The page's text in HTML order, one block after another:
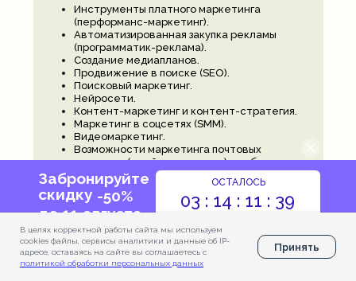
11 августа
до
-50%
Забронируйте
скидку
Забронировать
03 : 14 : 11 : 38
ОСТАЛОСЬ
Инструменты платного маркетинга
(перформанс-маркетинг).
Автоматизированная закупка рекламы
(программатик-реклама).
Создание медиапланов.
Продвижение в поиске (SEO).
Поисковый маркетинг.
Нейросети.
Контент-маркетинг и контент-стратегия.
Маркетинг в соцсетях (SMM).
Видеомаркетинг.
Возможности маркетинга почтовых
рассылок (имейл-маркетинг) для бизнеса.
Боты.
Партнерский маркетинг (CPA).
Модуль 10 2 недели
В целях корректной работы сайта мы используем
cookies файлы, сервисы аналитики и данные об IP-
адресе, оставаясь на сайте вы соглашаетесь с
политикой обработки персональных данных
Принять